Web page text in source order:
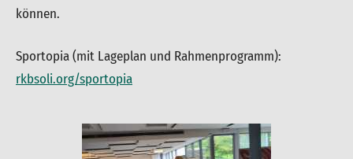
können.
Sportopia (mit Lageplan und Rahmenprogramm):
rkbsoli.org/sportopia